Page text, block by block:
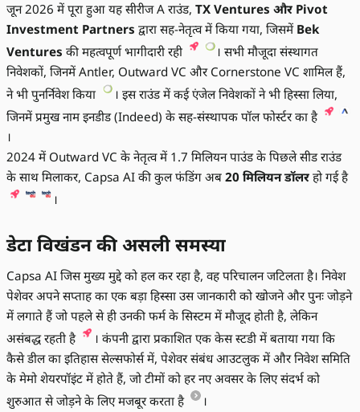
जून 2026 में पूरा हुआ यह सीरीज A राउंड, TX Ventures और Pivot
Investment Partners द्वारा सह-नेतृत्व में किया गया, जिसमें Bek
Ventures की महत्वपूर्ण भागीदारी रही
। सभी मौजूदा संस्थागत
निवेशकों, जिनमें Antler, Outward VC और Cornerstone VC शामिल हैं,
ने भी पुनर्निवेश किया
। इस राउंड में कई एंजेल निवेशकों ने भी हिस्सा लिया,
जिनमें प्रमुख नाम इनडीड (Indeed) के सह-संस्थापक पॉल फोर्स्टर का है
।
2024 में Outward VC के नेतृत्व में 1.7 मिलियन पाउंड के पिछले सीड राउंड
के साथ मिलाकर, Capsa AI की कुल फंडिंग अब 20 मिलियन डॉलर हो गई है
।
डेटा विखंडन की असली समस्या
Capsa AI जिस मुख्य मुद्दे को हल कर रहा है, वह परिचालन जटिलता है। निवेश
पेशेवर अपने सप्ताह का एक बड़ा हिस्सा उस जानकारी को खोजने और पुनः जोड़ने
में लगाते हैं जो पहले से ही उनकी फर्म के सिस्टम में मौजूद होती है, लेकिन
असंबद्ध रहती है
। कंपनी द्वारा प्रकाशित एक केस स्टडी में बताया गया कि
कैसे डील का इतिहास सेल्सफोर्स में, पेशेवर संबंध आउटलुक में और निवेश समिति
के मेमो शेयरपॉइंट में होते हैं, जो टीमों को हर नए अवसर के लिए संदर्भ को
शुरुआत से जोड़ने के लिए मजबूर करता है
।